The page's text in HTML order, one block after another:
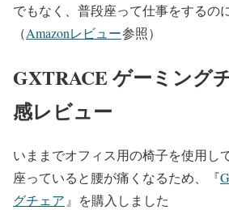
でもなく、普段座って仕事をするの
（Amazonレビュー参照）
GXTRACE ゲーミング
感レビュー
いままでオフィス用の椅子を使用し
座っていると腰が痛くなるため、『
グチェア』を購入しました